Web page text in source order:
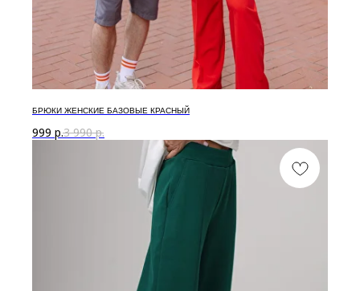
БРЮКИ ЖЕНСКИЕ БАЗОВЫЕ КРАСНЫЙ
999 р.3 990 р.